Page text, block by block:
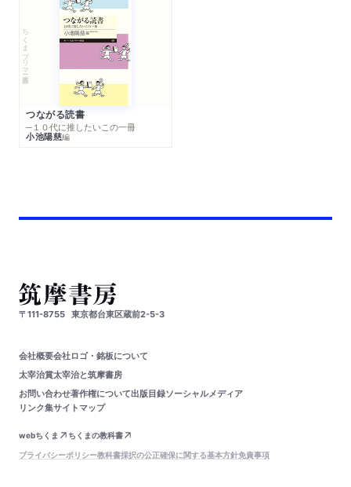
ちくまプリマー新書
つながる読書
─１０代に推したいこの一冊
小池陽慈編
〒111-8755 東京都台東区蔵前2-5-3
会社概要会社ロゴ・銘板について
太宰治賞太宰治と筑摩書房
お問い合わせ著作権について出版目録ソーシャルメディア
リンク集サイトマップ
webちくま
ちくまの教科書
プライバシーポリシー教科書採択の公正確保に関する基本方針免責事項